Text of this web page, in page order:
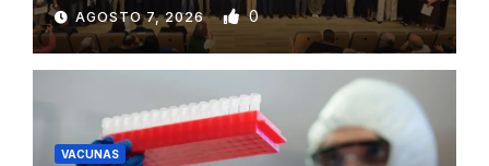
AGOSTO 7, 2026 0
VACUNAS